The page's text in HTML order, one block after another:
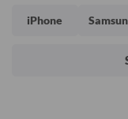
iPhone